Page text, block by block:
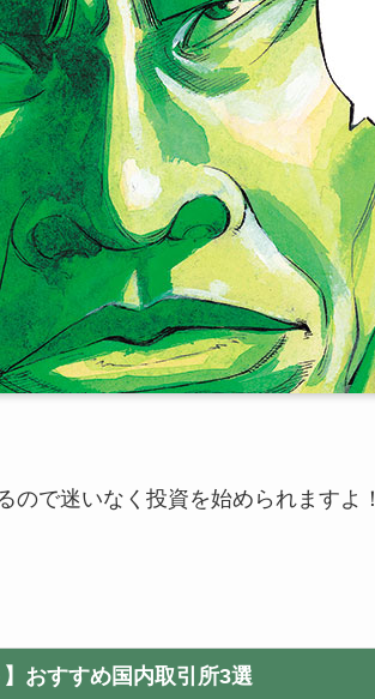
で迷いなく投資を始められますよ！
】おすすめ国内取引所3選